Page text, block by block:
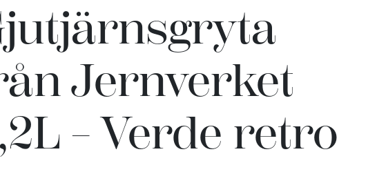
Jernverket
– Verde retro